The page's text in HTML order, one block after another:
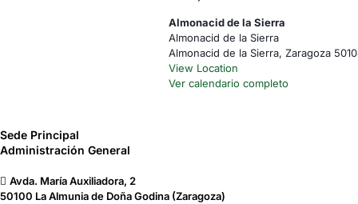
en
Bicicleta
-
Almonacid
de
Almonacid de la Sierra
Almonacid de la Sierra
Almonacid de la Sierra, Zaragoza
View Location
Ver calendario completo
Sede Principal
Administración General
Avda. María Auxiliadora, 2
50100 La Almunia de Doña Godina (Zaragoza)